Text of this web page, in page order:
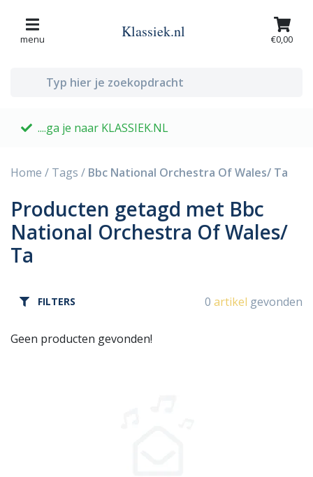
menu Klassiek.nl €0,00
....ga je naar KLASSIEK.NL
Home / Tags / Bbc National Orchestra Of Wales/ Ta
Producten getagd met Bbc
National Orchestra Of Wales/
Ta
FILTERS 0 artikel gevonden
Geen producten gevonden!